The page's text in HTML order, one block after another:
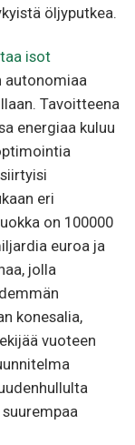
öljyputkea.
isot
autonomiaa
Tavoitteena
energiaa kuluu
eri
on 100000
euroa ja
jolla
konesalia,
vuoteen